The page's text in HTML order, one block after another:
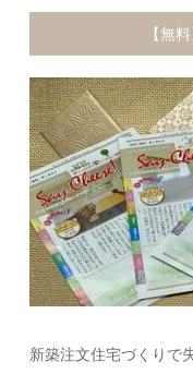
【無
新築注文住宅づくりで